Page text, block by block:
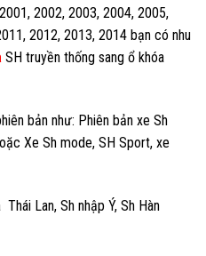
2002, 2003, 2004, 2005,
2012, 2013, 2014 bạn có nhu
SH truyền thống sang ổ khóa
bản như: Phiên bản xe Sh
Xe Sh mode, SH Sport, xe
Lan, Sh nhập Ý, Sh Hàn